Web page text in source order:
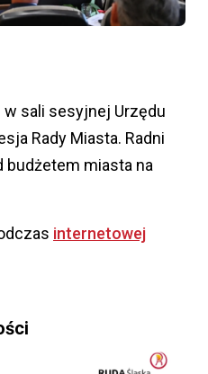
w sali sesyjnej Urzędu
Rady Miasta. Radni
budżetem miasta na
internetowej